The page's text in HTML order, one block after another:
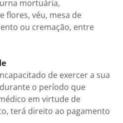
mortuária,
flores, véu, mesa de
ou cremação, entre
de exercer a sua
o período que
em virtude de
terá direito ao pagamento